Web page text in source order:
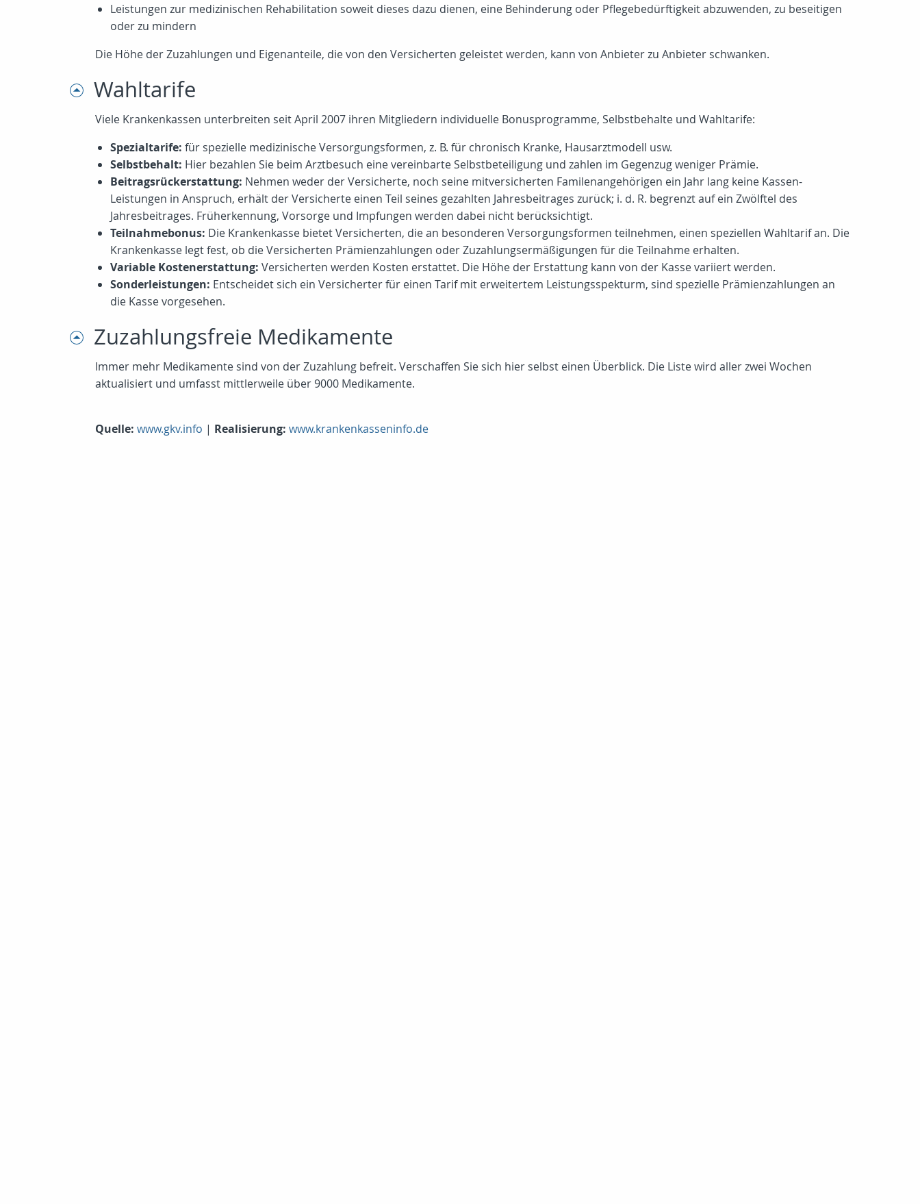
Leistungen zur medizinischen Rehabilitation soweit dieses dazu dienen, eine Behinderung oder Pflegebedürftigkeit abzuwenden, zu beseitigen
oder zu mindern
Die Höhe der Zuzahlungen und Eigenanteile, die von den Versicherten geleistet werden, kann von Anbieter zu Anbieter schwanken.
Wahltarife
Viele Krankenkassen unterbreiten seit April 2007 ihren Mitgliedern individuelle Bonusprogramme, Selbstbehalte und Wahltarife:
Spezialtarife: für spezielle medizinische Versorgungsformen, z. B. für chronisch Kranke, Hausarztmodell usw.
Selbstbehalt: Hier bezahlen Sie beim Arztbesuch eine vereinbarte Selbstbeteiligung und zahlen im Gegenzug weniger Prämie.
Beitragsrückerstattung: Nehmen weder der Versicherte, noch seine mitversicherten Familenangehörigen ein Jahr lang keine Kassen-
Leistungen in Anspruch, erhält der Versicherte einen Teil seines gezahlten Jahresbeitrages zurück; i. d. R. begrenzt auf ein Zwölftel des
Jahresbeitrages. Früherkennung, Vorsorge und Impfungen werden dabei nicht berücksichtigt.
Teilnahmebonus: Die Krankenkasse bietet Versicherten, die an besonderen Versorgungsformen teilnehmen, einen speziellen Wahltarif an. Die
Krankenkasse legt fest, ob die Versicherten Prämienzahlungen oder Zuzahlungsermäßigungen für die Teilnahme erhalten.
Variable Kostenerstattung: Versicherten werden Kosten erstattet. Die Höhe der Erstattung kann von der Kasse variiert werden.
Sonderleistungen: Entscheidet sich ein Versicherter für einen Tarif mit erweitertem Leistungsspekturm, sind spezielle Prämienzahlungen an
die Kasse vorgesehen.
Zuzahlungsfreie Medikamente
Immer mehr Medikamente sind von der Zuzahlung befreit. Verschaffen Sie sich hier selbst einen Überblick. Die Liste wird aller zwei Wochen
aktualisiert und umfasst mittlerweile über 9000 Medikamente.
Quelle: www.gkv.info | Realisierung: www.krankenkasseninfo.de